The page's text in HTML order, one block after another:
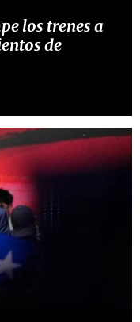
los trenes a
de